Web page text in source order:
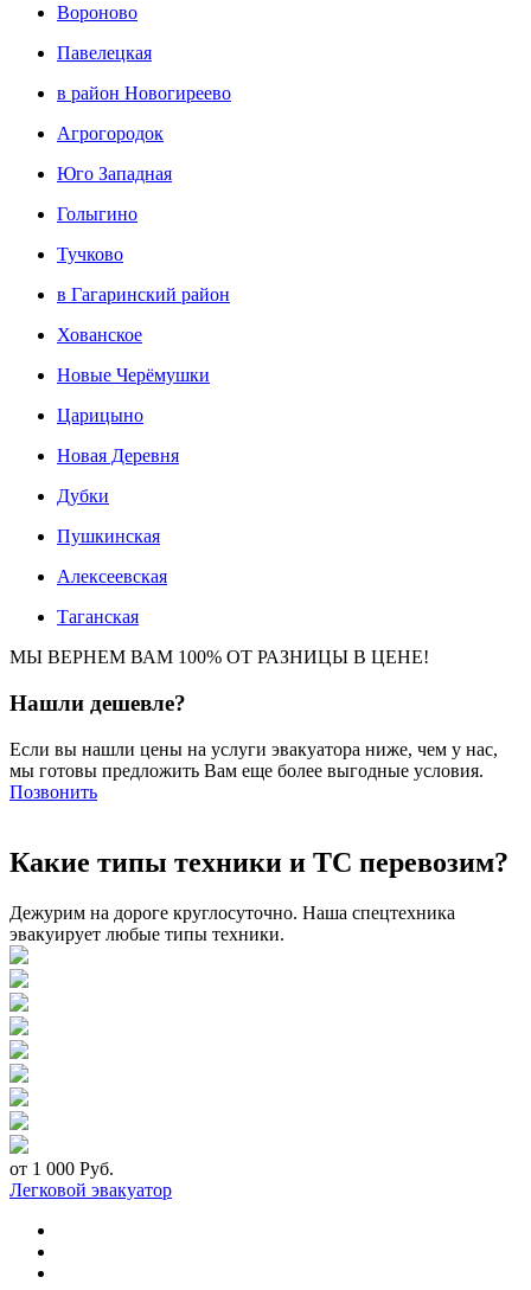
Вороново
Павелецкая
в район Новогиреево
Агрогородок
Юго Западная
Голыгино
Тучково
в Гагаринский район
Хованское
Новые Черёмушки
Царицыно
Новая Деревня
Дубки
Пушкинская
Алексеевская
Таганская
МЫ ВЕРНЕМ ВАМ 100% ОТ РАЗНИЦЫ В ЦЕНЕ!
Нашли дешевле?
Если вы нашли цены на услуги эвакуатора ниже, чем у нас,
мы готовы предложить Вам еще более выгодные условия.
Позвонить
Какие типы техники и ТС перевозим?
Дежурим на дороге круглосуточно. Наша спецтехника
эвакуирует любые типы техники.
от 1 000 Руб.
Легковой эвакуатор